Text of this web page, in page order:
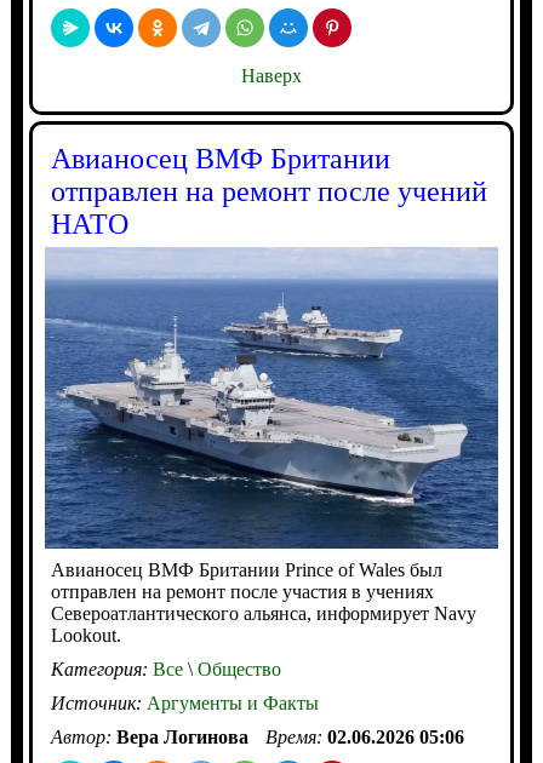
Наверх
Авианосец ВМФ Британии
отправлен на ремонт после учений
НАТО
Авианосец ВМФ Британии Prince of Wales был
отправлен на ремонт после участия в учениях
Североатлантического альянса, информирует Navy
Lookout.
Категория: Все\Общество
Источник: Аргументы и Факты
Автор: Вера Логинова Время: 02.06.2026 05:06